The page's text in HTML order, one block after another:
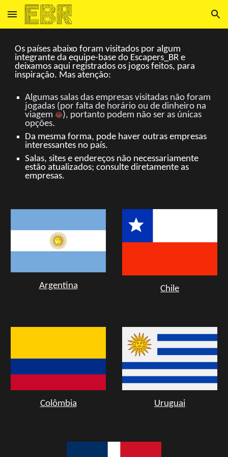
Skip to main content Skip to navigation
Os países abaixo foram visitados por algum
integrante da equipe-base do Escapers_BR e
deixamos aqui registrados os jogos feitos, para
inspiração. Mas atenção:
Algumas salas das empresas visitadas não foram
jogadas (por falta de horário ou de dinheiro na
viagem😂), portanto podem não ser as únicas
opções..
Da mesma forma, pode haver outras empresas
interessantes no país.
Salas, sites e endereços não necessariamente
estão atualizados; consulte diretamente as
empresas.
Argentina Chile
Colômbia Uruguai